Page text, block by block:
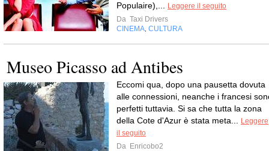
Populaire),...
Leggere il seguito
Da Taxi Drivers
CINEMA CULTURA
Museo Picasso ad Antibes
Eccomi qua, dopo una pausetta dovuta
alle connessioni, neanche i francesi
perfetti tuttavia. Si sa che tutta la zona
della Cote d'Azur è stata meta...
Leggere
il seguito
Da Enricobo2